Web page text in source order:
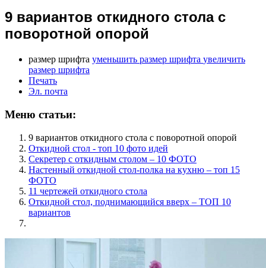
9 вариантов откидного стола с
поворотной опорой
размер шрифта уменьшить размер шрифта увеличить
размер шрифта
Печать
Эл. почта
Меню статьи:
9 вариантов откидного стола с поворотной опорой
Откидной стол - топ 10 фото идей
Секретер с откидным столом – 10 ФОТО
Настенный откидной стол-полка на кухню – топ 15
ФОТО
11 чертежей откидного стола
Откидной стол, поднимающийся вверх – ТОП 10
вариантов